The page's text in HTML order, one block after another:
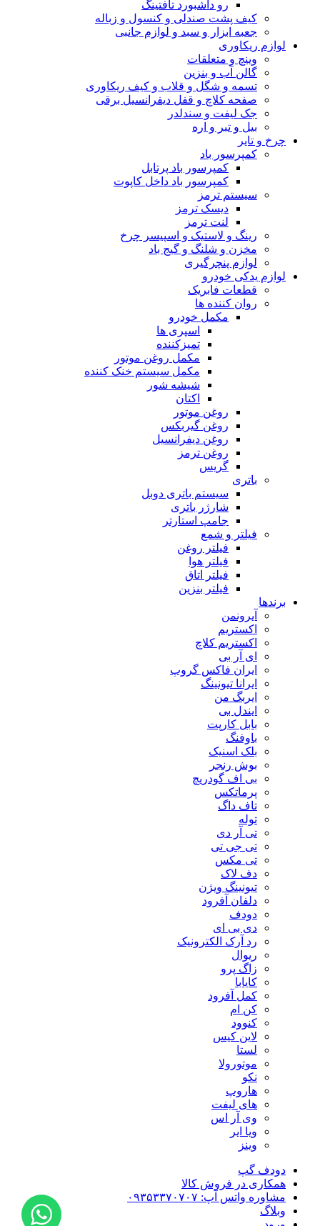
رو داشبورد تافتینگ
کیف پشت صندلی و کنسول و زباله
جعبه ابزار و سبد و لوازم جانبی
لوازم ریکاوری
وینچ و متعلقات
گالن آب و بنزین
تسمه و شگل و قلاب و کیف ریکاوری
صفحه کلاچ و قفل دیفرانسیل برقی
جک لیفت و سندلدر
بیل و تبر و اره
چرخ و تایر
کمپرسور باد
کمپرسور باد پرتابل
کمپرسور باد داخل کاپوت
سیستم ترمز
دیسک ترمز
لنت ترمز
رینگ و لاستیک و اسپیسر چرخ
مخزن و شلنگ و گیج باد
لوازم پنچرگیری
لوازم یدکی خودرو
قطعات فابریک
روان کننده ها
مکمل خودرو
اسپری ها
تمیزکننده
مکمل روغن موتور
مکمل سیستم خنک کننده
شیشه شور
اکتان
روغن موتور
روغن گیربکس
روغن دیفرانسیل
روغن ترمز
گریس
باتری
سیستم باتری دوبل
شارژر باتری
جامپ استارتر
فیلتر و شمع
فیلتر روغن
فیلتر هوا
فیلتر اتاق
فیلتر بنزین
برندها
آیرونمن
اکستریم
اکستریم کلاچ
ای آر بی
ایران فاکس گروپ
ایرانا تیونینگ
ایربگ من
ایندل بی
بابل کارپت
باوفنگ
بلک اسنیک
بوش رنجر
بی اف گودریچ
پرماتکس
تاف داگ
توله
تی آر دی
تی جی تی
تی مکس
دف لاک
تیونینگ ویژن
دلفان آفرود
دودف
دی بی ای
رد آرک الکترونیک
ریوال
زاگ پرو
کایابا
کمل آفرود
کن ام
کنوود
لاین کیس
لستا
موتورولا
نکو
هاروپ
های لیفت
وی آر اس
ویا ایر
وینز
دودف گپ
همکاری در فروش کالا
مشاوره واتس آپ: ۰۹۳۵۳۳۷۰۷۰۷
وبلاگ